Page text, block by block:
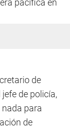
pacífica en
de
de policía,
para
de